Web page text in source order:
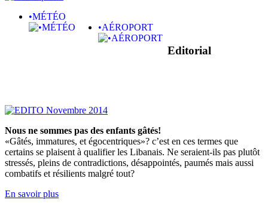
•MÉTÉO
•AÉROPORT
Editorial
Nous ne sommes pas des enfants gâtés!
«Gâtés, immatures, et égocentriques»? c’est en ces termes que
certains se plaisent à qualifier les Libanais. Ne seraient-ils pas plutôt
stressés, pleins de contradictions, désappointés, paumés mais aussi
combatifs et résilients malgré tout?
En savoir plus